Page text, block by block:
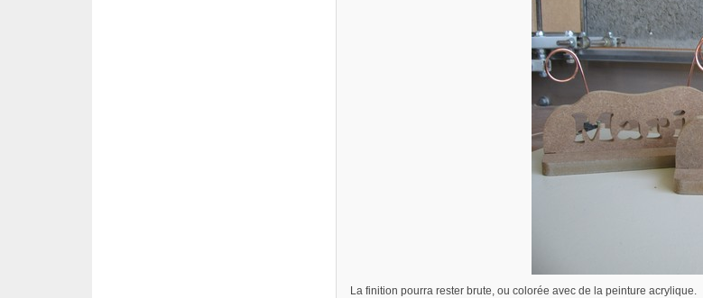
La finition pourra rester brute, ou colorée avec de la peinture acrylique.